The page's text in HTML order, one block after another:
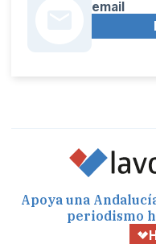
email
Apoya una
periodismo